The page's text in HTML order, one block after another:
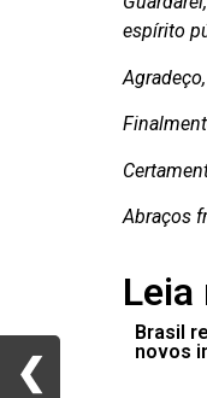
espírito
Abraços
Leia
Brasil
novos
❮
❮